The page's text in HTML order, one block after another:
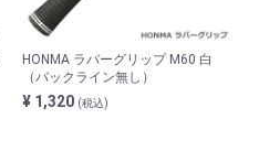
HONMA ラバーグリップ M60 白
（バックライン無し）
¥ 1,320 (税込)